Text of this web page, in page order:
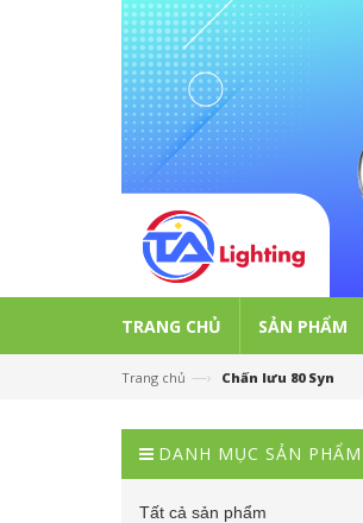
TRANG CHỦ SẢN PHẨM
Trang chủ —› Chấn lưu 80 Syn
DANH MỤC SẢN PHẨM
Tất cả sản phẩm